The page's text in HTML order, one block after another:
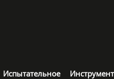
Испытательное
Инструмент